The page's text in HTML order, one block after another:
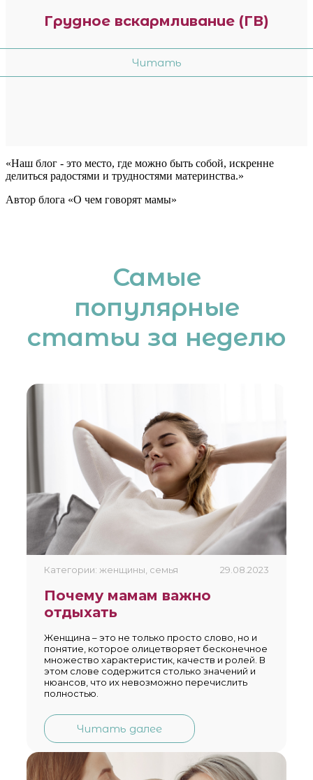
Грудное вскармливание (ГВ)
Читать
«Наш блог - это место, где можно быть собой, искренне
делиться радостями и трудностями материнства.»
Автор блога «О чем говорят мамы»
Самые
популярные
статьи за неделю
Категории: женщины, семья 29.08.2023
Почему мамам важно
отдыхать
Женщина – это не только просто слово, но и
понятие, которое олицетворяет бесконечное
множество характеристик, качеств и ролей. В
этом слове содержится столько значений и
нюансов, что их невозможно перечислить
полностью.
Читать далее